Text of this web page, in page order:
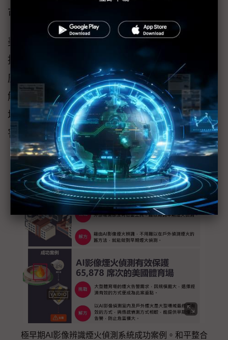
可早期偵測煙火。
美國體育場：
挑戰：大型體育場的煙火告警需求，由於規模
龐大，選擇經濟有效的方式成為重點。
解方：AI影像偵測室內及戶外煙火，是大型場
域最經濟有效的方式，提供早期告警，防止危
害擴大。
極早期AI影像辨識煙火偵測系統成功案例。和平整合